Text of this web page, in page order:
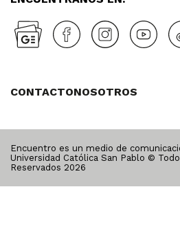
CONTACTONOSOTROS
Encuentro es un medio de
Universidad Católica San Pablo ©
Reservados 2026